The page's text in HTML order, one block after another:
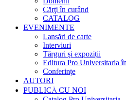
Cărţi în curând
CATALOG
EVENIMENTE
Lansări de carte
Interviuri
Târguri și expoziții
Editura Pro Universitaria
Conferințe
AUTORI
PUBLICĂ CU NOI